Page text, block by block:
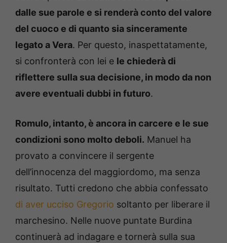
dalle sue parole e si renderà conto del valore
del cuoco e di quanto sia sinceramente
legato a Vera. Per questo, inaspettatamente,
si confronterà con lei e le chiederà di
riflettere sulla sua decisione, in modo da non
avere eventuali dubbi in futuro.
Romulo, intanto, è ancora in carcere e le sue
condizioni sono molto deboli. Manuel ha
provato a convincere il sergente
dell’innocenza del maggiordomo, ma senza
risultato. Tutti credono che abbia confessato
di aver ucciso Gregorio soltanto per liberare il
marchesino. Nelle nuove puntate Burdina
continuerà ad indagare e tornerà sulla sua